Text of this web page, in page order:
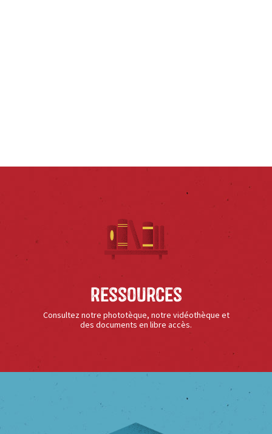
Ressources
Consultez notre phototèque, notre vidéothèque et
des documents en libre accès.